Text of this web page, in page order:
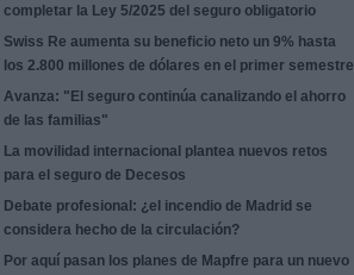
completar la Ley 5/2025 del seguro obligatorio
Swiss Re aumenta su beneficio neto un 9% hasta
los 2.800 millones de dólares en el primer semestre
Avanza: "El seguro continúa canalizando el ahorro
de las familias"
La movilidad internacional plantea nuevos retos
para el seguro de Decesos
Debate profesional: ¿el incendio de Madrid se
considera hecho de la circulación?
Por aquí pasan los planes de Mapfre para un nuevo